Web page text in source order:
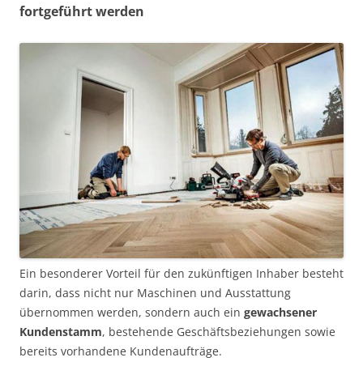
fortgeführt werden
Ein besonderer Vorteil für den zukünftigen Inhaber besteht
darin, dass nicht nur Maschinen und Ausstattung
übernommen werden, sondern auch ein gewachsener
Kundenstamm, bestehende Geschäftsbeziehungen sowie
bereits vorhandene Kundenaufträge.